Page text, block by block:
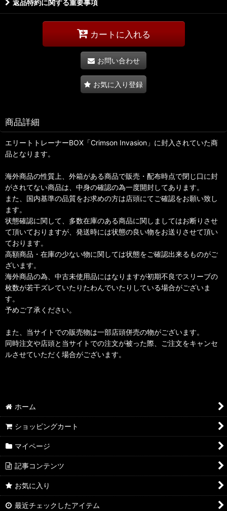
返品特約に関する重要事項
カートに入れる
お問い合わせ
お気に入り登録
商品詳細
エリートトレーナーBOX「Crimson Invasion」に封入されていた商
品となります。
海外商品の性質上、外箱がある商品で販売・配布時点で閉じ口に封
がされてない商品は、中身の確認の為一度開封してあります。
また、国内基準の品質をお求めの方は店頭にてご確認をお願い致し
ます。
状態確認に関して、多数在庫のある商品に関しましてはお断りさせ
て頂いておりますが、発送時には状態の良い物をお送りさせて頂い
ております。
高額商品・在庫の少ない物に関しては状態をご確認出来るものがご
ざいます。
海外商品の為、中古未使用品にはなりますが初期不良でスリーブの
枚数が若干ズレていたりたわんでいたりしている場合がございま
す。
予めご了承ください。
また、当サイトでの販売物は一部店頭併売の物がございます。
同時注文や店頭と当サイトでの注文が被った際、ご注文をキャンセ
ルさせていただく場合がございます。
ホーム
ショッピングカート
マイページ
記事コンテンツ
お気に入り
最近チェックしたアイテム